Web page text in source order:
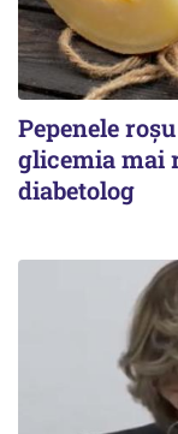
Pepenele
glicemia mai
diabetolog